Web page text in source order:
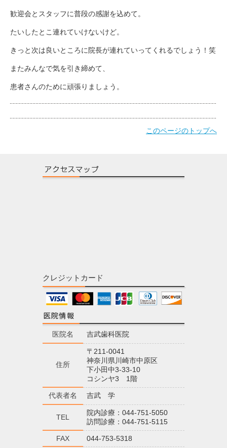
歓迎会とスタッフに普段の感謝を込めて。
たいしたとこ連れていけないけど。
きっと次は良いところに院長が連れていってくれるでしょう！笑
またみんなで気を引き締めて、
患者さんのために頑張りましょう。
このページのトップへ
クレジットカード
医院名 吉武歯科医院
住所
〒211-0041
神奈川県川崎市中原区
下小田中3-33-10
コシンヤ3 1階
代表者名 吉武 学
TEL
院内診療：044-751-5050
訪問診療：044-751-5115
FAX 044-753-5318